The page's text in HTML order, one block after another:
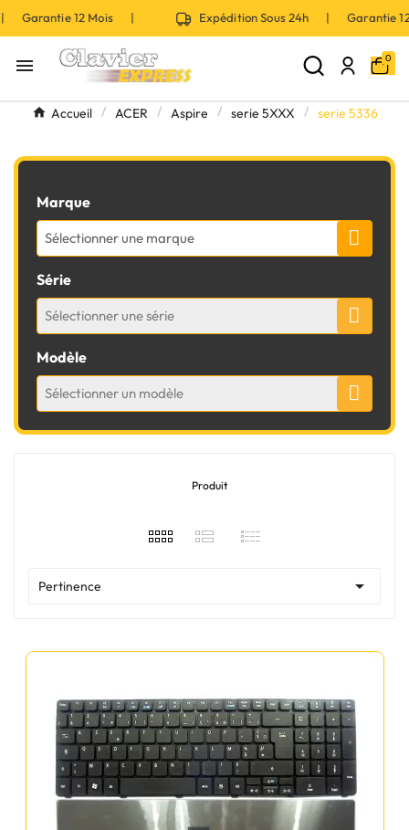
| Garantie 12 Mois | Expédition Sous 24h | Garantie
 0
Accueil ACER Aspire serie 5XXX serie 5336
Marque
Sélectionner une marque
Série
Sélectionner une série
Modèle
Sélectionner un modèle
Produit
Pertinence 